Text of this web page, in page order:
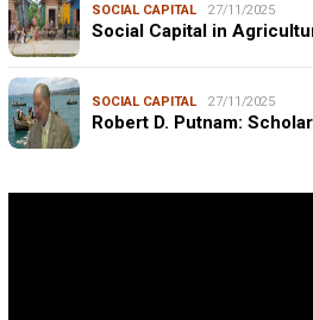
SOCIAL CAPITAL 27/11/2025
Social Capital in
SOCIAL CAPITAL 27/11/2025
Robert D. Putnam: